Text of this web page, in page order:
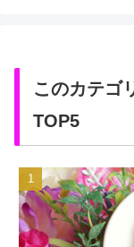
このカテゴ
TOP5